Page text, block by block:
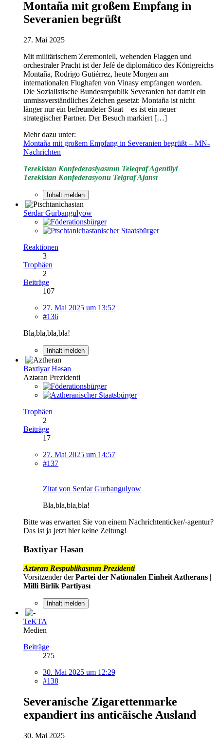
Montaña mit großem Empfang in
Severanien begrüßt
27. Mai 2025
Mit militärischem Zeremoniell, wehenden Flaggen und
orchestraler Pracht ist der Jefé de diplomático des Königreichs
Montaña, Rodrigo Gutiérrez, heute Morgen am
internationalen Flughafen von Vinasy empfangen worden.
Die Sozialistische Bundesrepublik Severanien hat damit ein
unmissverständliches Zeichen gesetzt: Montaña ist nicht
länger nur ein befreundeter Staat – es ist ein neuer
strategischer Partner. Der Besuch markiert […]
Mehr dazu unter:
Montaña mit großem Empfang in Severanien begrüßt – MN-
Nachrichten
Terekistan Konfederasiyasının Teleqraf Agentliyi
Terekistan Konfederasyonu Telgraf Ajansı
Inhalt melden
Serdar Gurbangulyow
Reaktionen
3
Trophäen
2
Beiträge
107
27. Mai 2025 um 13:52
#136
Bla,bla,bla,bla!
Inhalt melden
Bəxtiyar Həsən
Aztəran Prezidenti
Trophäen
2
Beiträge
17
27. Mai 2025 um 14:57
#137
Zitat von Serdar Gurbangulyow
Bla,bla,bla,bla!
Bitte was erwarten Sie von einem Nachrichtenticker/-agentur?
Das ist ja jetzt hier keine Zeitung!
Bəxtiyar Həsən
Aztəran Respublikasının Prezidenti
Vorsitzender derPartei der Nationalen Einheit Aztherans |
Milli Birlik Partiyası
Inhalt melden
TeKTA
Medien
Beiträge
275
30. Mai 2025 um 12:29
#138
Severanische Zigarettenmarke
expandiert ins anticäische Ausland
30. Mai 2025